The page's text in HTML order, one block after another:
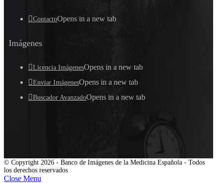
ContactoOpens in a new tab
Imágenes
Licencia ImágenesOpens in a new tab
Enviar ImágenesOpens in a new tab
Buscador AvanzadoOpens in a new tab
© Copyright 2026 - Banco de Imágenes de la Medicina Española - Todos
los derechos reservados
Close Menu